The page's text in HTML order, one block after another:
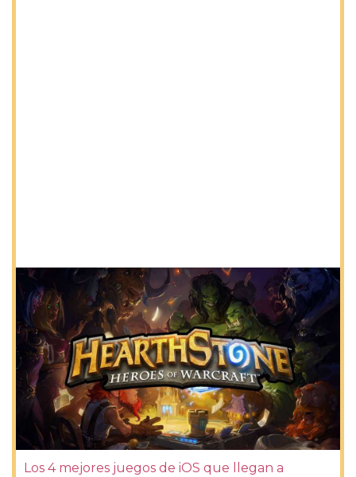
Los 4 mejores juegos de iOS que llegan a